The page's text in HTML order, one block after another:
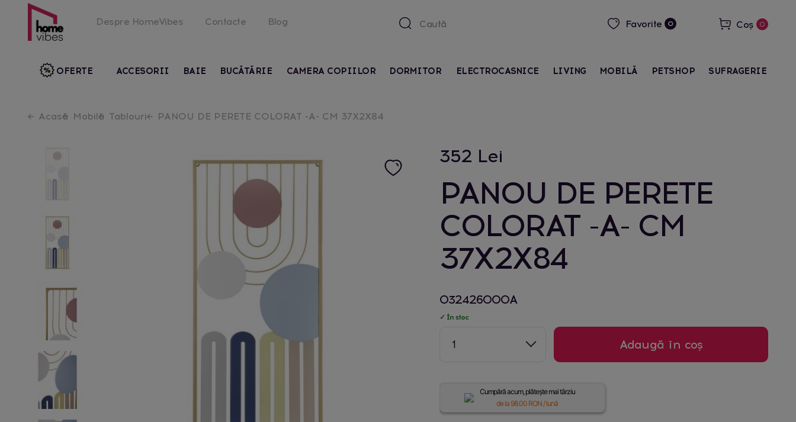
Despre HomeVibes Contacte Blog Favorite 0 Coș 0
ACCESORII BAIE BUCĂTĂRIE CAMERA COPIILOR DORMITOR ELECTROCASNICE LIVING MOBILĂ
OFERTE PETSHOP SUFRAGERIE
Acasă Mobilă Tablouri PANOU DE PERETE COLORAT -A- CM 37X2X84
352 Lei
PANOU DE PERETE
COLORAT -A- CM
37X2X84
032426000A
✓ În stoc
1 Adaugă în coș
Cumpără acum, plătește mai târziu
de la 98.00 RON / lună